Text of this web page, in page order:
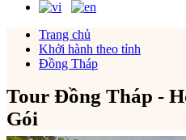
Trang chủ
Khởi hành theo tỉnh
Đồng Tháp
Tour Đồng Tháp -
Gói